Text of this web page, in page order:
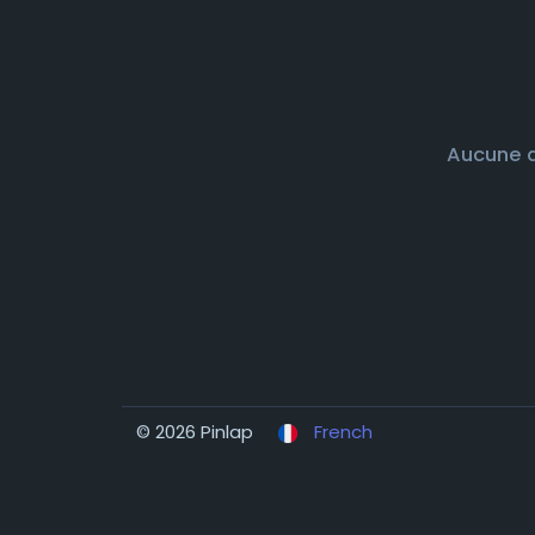
Aucune
© 2026 Pinlap French